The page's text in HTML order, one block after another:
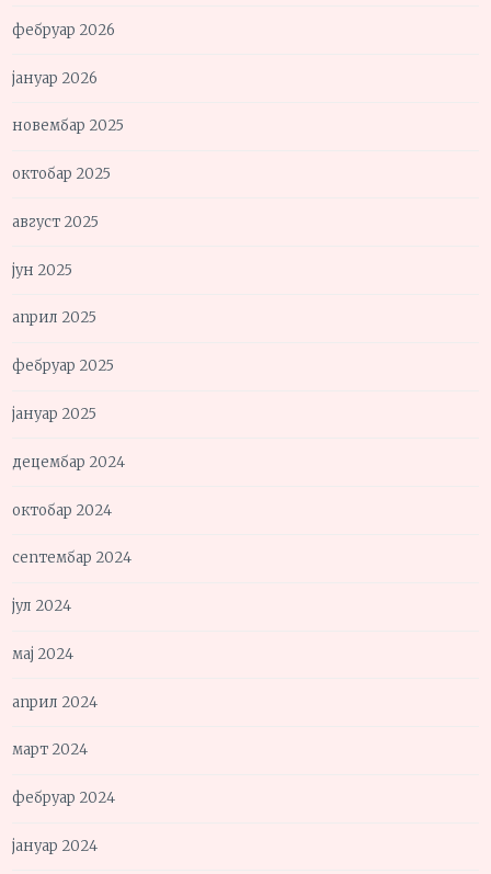
фебруар 2026
јануар 2026
новембар 2025
октобар 2025
август 2025
јун 2025
април 2025
фебруар 2025
јануар 2025
децембар 2024
октобар 2024
септембар 2024
јул 2024
мај 2024
април 2024
март 2024
фебруар 2024
јануар 2024